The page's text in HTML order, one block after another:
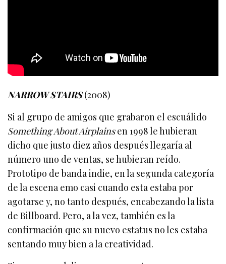
NARROW STAIRS (2008)
Si al grupo de amigos que grabaron el escuálido
Something About Airplainsen 1998 le hubieran
dicho que justo diez años después llegaría al
número uno de ventas, se hubieran reído.
Prototipo de banda indie, en la segunda categoría
de la escena emo casi cuando esta estaba por
agotarse y, no tanto después, encabezando la lista
de Billboard. Pero, a la vez, también es la
confirmación que su nuevo estatus no les estaba
sentando muy bien a la creatividad.